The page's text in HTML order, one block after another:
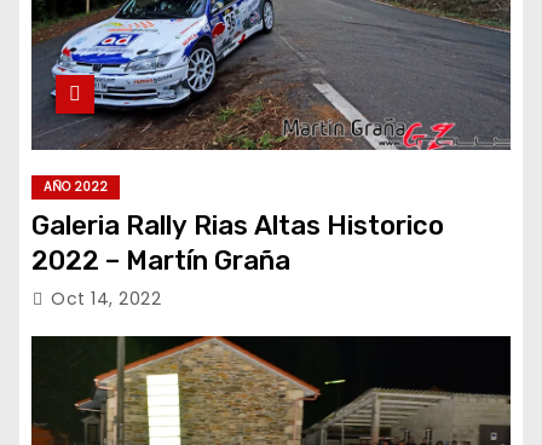
AÑO 2022
Galeria Rally Rias Altas Historico
2022 – Martín Graña
Oct 14, 2022